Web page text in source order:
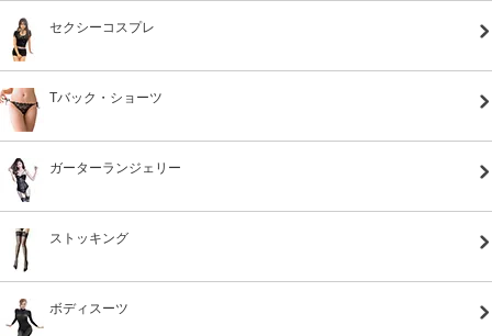
セクシーコスプレ
Tバック・ショーツ
ガーターランジェリー
ストッキング
ボディスーツ